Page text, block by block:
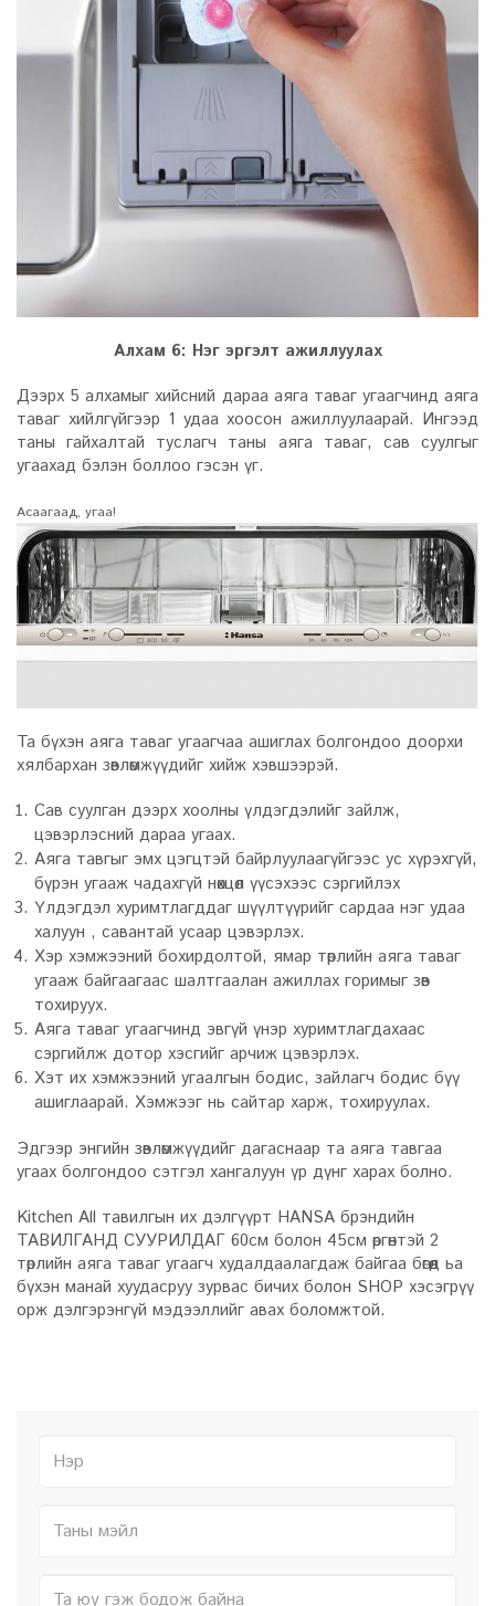
Алхам 6: Нэг эргэлт ажиллуулах
Дээрх 5 алхамыг хийсний дараа аяга таваг угаагчинд аяга
таваг хийлгүйгээр 1 удаа хоосон ажиллуулаарай. Ингээд
таны гайхалтай туслагч таны аяга таваг, сав суулгыг
угаахад бэлэн боллоо гэсэн үг.
Асаагаад, угаа!
Та бүхэн аяга таваг угаагчаа ашиглах болгондоо доорхи
хялбархан зөвлөмжүүдийг хийж хэвшээрэй.
Сав суулган дээрх хоолны үлдэгдэлийг зайлж,
цэвэрлэсний дараа угаах.
Аяга тавгыг эмх цэгцтэй байрлуулаагүйгээс ус хүрэхгүй,
бүрэн угааж чадахгүй нөхцөл үүсэхээс сэргийлэх
Үлдэгдэл хуримтлагддаг шүүлтүүрийг сардаа нэг удаа
халуун , савантай усаар цэвэрлэх.
Хэр хэмжээний бохирдолтой, ямар төрлийн аяга таваг
угааж байгаагаас шалтгаалан ажиллах горимыг зөв
тохируух.
Аяга таваг угаагчинд эвгүй үнэр хуримтлагдахаас
сэргийлж дотор хэсгийг арчиж цэвэрлэх.
Хэт их хэмжээний угаалгын бодис, зайлагч бодис бүү
ашиглаарай. Хэмжээг нь сайтар харж, тохируулах.
Эдгээр энгийн зөвлөмжүүдийг дагаснаар та аяга тавгаа
угаах болгондоо сэтгэл хангалуун үр дүнг харах болно.
Kitchen All тавилгын их дэлгүүрт HANSA брэндийн
ТАВИЛГАНД СУУРИЛДАГ 60см болон 45см өргөнтэй 2
төрлийн аяга таваг угаагч худалдаалагдаж байгаа бөгөөд ьа
бүхэн манай хуудасруу зурвас бичих болон SHOP хэсэгрүү
орж дэлгэрэнгүй мэдээллийг авах боломжтой.